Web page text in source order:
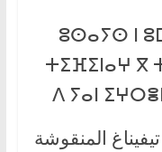
ⵓⵙⴰⵢⵙ ⵏ
ⵜⵉⴼⵉⵏⴰⵖ ⴳ
ⴷ ⵢⴰⵏ
المنقوشة